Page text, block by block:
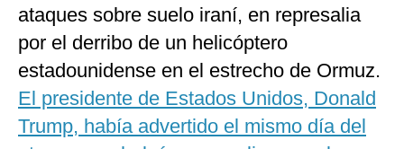
ataques sobre suelo iraní, en represalia
por el derribo de un helicóptero
estadounidense en el estrecho de Ormuz.
El presidente de Estados Unidos, Donald
Trump, había advertido el mismo día del